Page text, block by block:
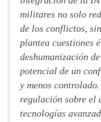
militares no solo
de los conflictos,
plantea cuestiones
deshumanización
potencial de un
y menos
regulación sobre el
tecnologías